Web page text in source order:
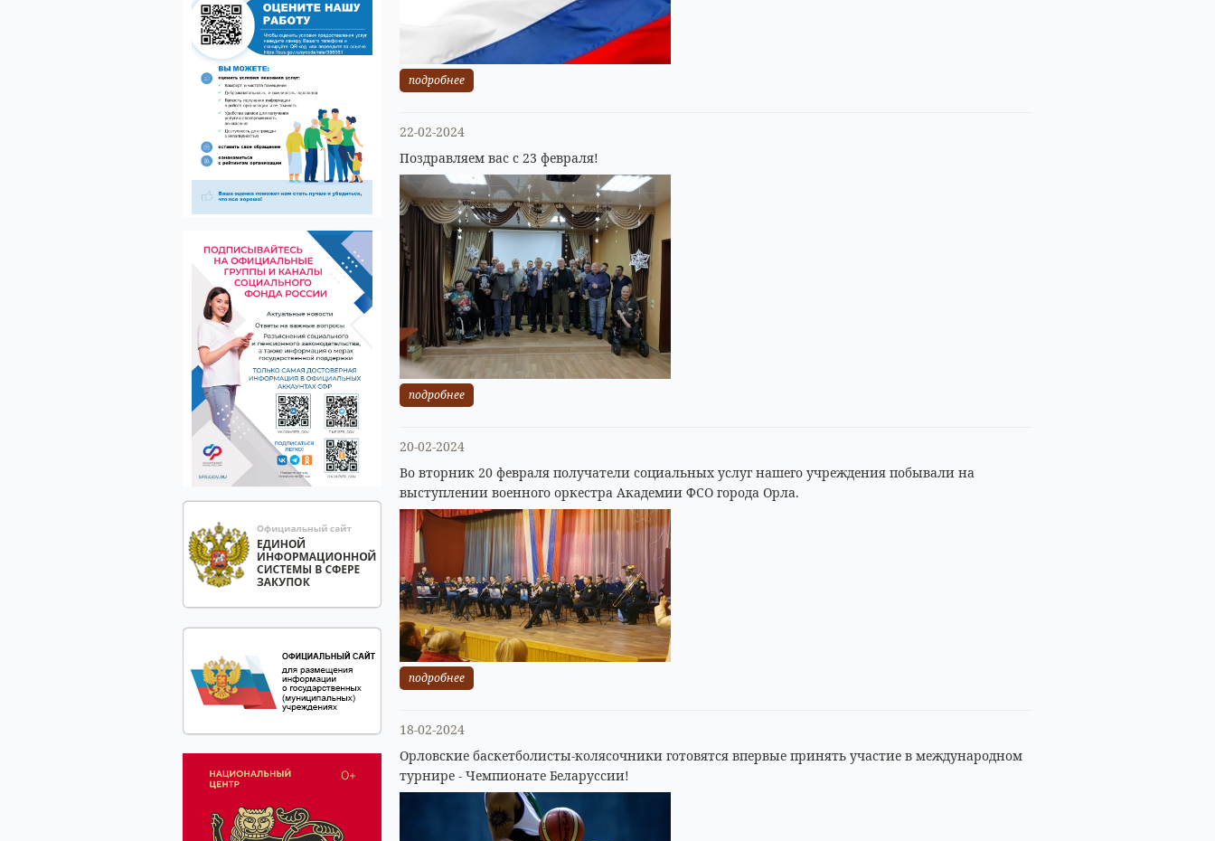
подробнее
22-02-2024
Поздравляем вас с 23 февраля!
подробнее
20-02-2024
Во вторник 20 февраля получатели социальных услуг нашего учреждения побывали на
выступлении военного оркестра Академии ФСО города Орла.
подробнее
18-02-2024
Орловские баскетболисты-колясочники готовятся впервые принять участие в международном
турнире - Чемпионате Беларуссии!